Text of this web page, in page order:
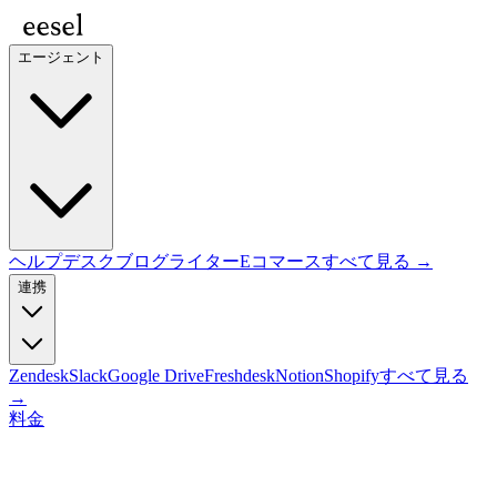
エージェント
ヘルプデスクブログライターEコマースすべて見る →
連携
ZendeskSlackGoogle DriveFreshdeskNotionShopifyすべて見る
→
料金